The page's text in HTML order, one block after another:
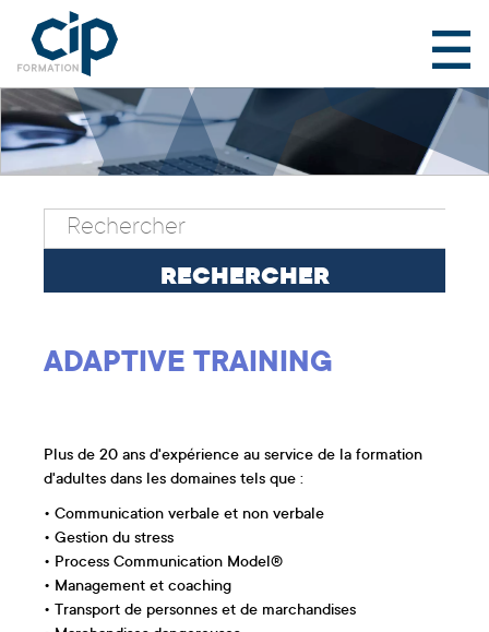
ADAPTIVE TRAINING
Plus de 20 ans d'expérience au service de la formation
d'adultes dans les domaines tels que :
• Communication verbale et non verbale
• Gestion du stress
• Process Communication Model®
• Management et coaching
• Transport de personnes et de marchandises